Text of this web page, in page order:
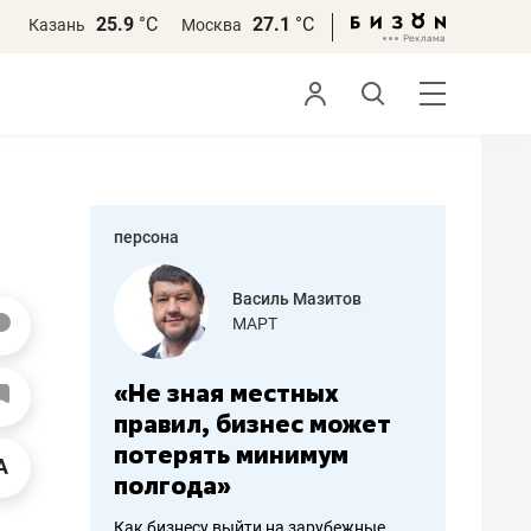
Казань 25.9 °С Москва 27.1 °С
персона
работа
Василь Мазитов
МАРТ
«Не зная местных
правил, бизнес может
потерять минимум
полгода»